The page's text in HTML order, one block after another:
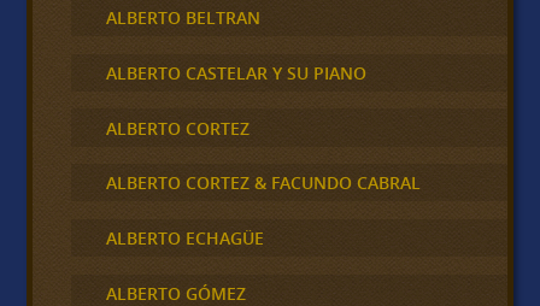
ALBERTO BELTRAN
ALBERTO CASTELAR Y SU PIANO
ALBERTO CORTEZ
ALBERTO CORTEZ & FACUNDO CABRAL
ALBERTO ECHAGÜE
ALBERTO GÓMEZ